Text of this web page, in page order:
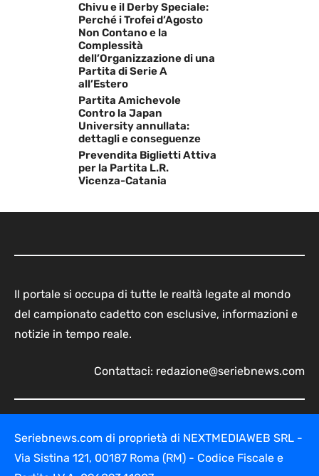
Chivu e il Derby Speciale:
Perché i Trofei d’Agosto
Non Contano e la
Complessità
dell’Organizzazione di una
Partita di Serie A
all’Estero
Partita Amichevole
Contro la Japan
University annullata:
dettagli e conseguenze
Prevendita Biglietti Attiva
per la Partita L.R.
Vicenza-Catania
Il portale si occupa di tutte le realtà legate al mondo
del campionato cadetto con esclusive, informazioni e
notizie in tempo reale.
Contattaci: redazione@seriebnews.com
Seriebnews.com di proprietà di NEXTMEDIAWEB SRL -
Via Sistina 121, 00187 Roma (RM) - Codice Fiscale e